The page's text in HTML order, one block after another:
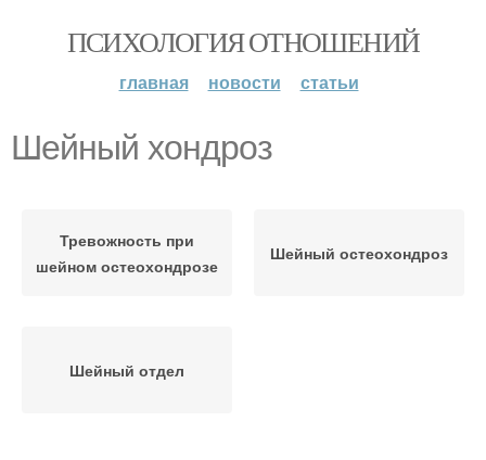
ПСИХОЛОГИЯ ОТНОШЕНИЙ
главная новости статьи
Шейный хондроз
Тревожность при
шейном остеохондрозе
Шейный остеохондроз
Шейный отдел